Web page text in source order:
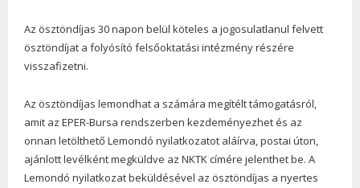
Az ösztöndíjas 30 napon belül köteles a jogosulatlanul felvett
ösztöndíjat a folyósító felsőoktatási intézmény részére
visszafizetni.
Az ösztöndíjas lemondhat a számára megítélt támogatásról,
amit az EPER-Bursa rendszerben kezdeményezhet és az
onnan letölthető Lemondó nyilatkozatot aláírva, postai úton,
ajánlott levélként megküldve az NKTK címére jelenthet be. A
Lemondó nyilatkozat beküldésével az ösztöndíjas a nyertes